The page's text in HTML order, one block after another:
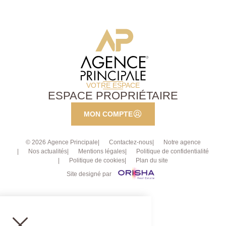
VOTRE ESPACE
ESPACE PROPRIÉTAIRE
MON COMPTE
© 2026 Agence Principale Contactez-nous
Notre agence
Nos actualités
Mentions légales
Politique de confidentialité
Politique de cookies
Plan du site
Site designé par